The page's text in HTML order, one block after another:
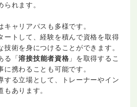
られます。
キャリアパスも多様です。
ートして、経験を積んで資格を取得
技術を身につけることができます。
る「溶接技能者資格 」を取得するこ
に携わることも可能です。
する立場として、トレーナーやイン
もあります。